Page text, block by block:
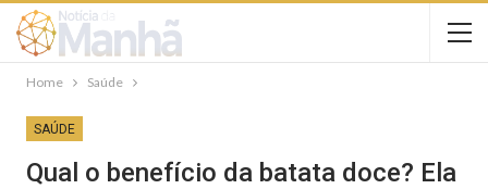
Home Saúde
SAÚDE
Qual o benefício da batata doce? Ela